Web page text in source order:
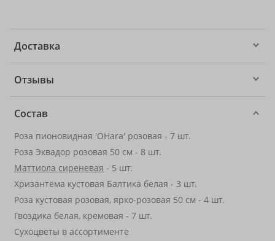
Доставка
Отзывы
Состав
Роза пионовидная 'OHara' розовая - 7 шт.
Роза Эквадор розовая 50 см - 8 шт.
Маттиола сиреневая - 5 шт.
Хризантема кустовая Балтика белая - 3 шт.
Роза кустовая розовая, ярко-розовая 50 см - 4 шт.
Гвоздика белая, кремовая - 7 шт.
Сухоцветы в ассортименте